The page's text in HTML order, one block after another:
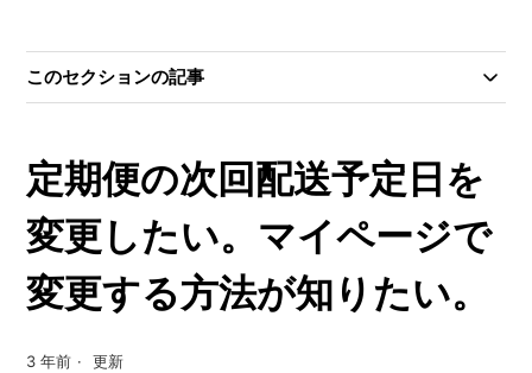
このセクションの記事
定期便の次回配送予定日を
変更したい。マイページで
変更する方法が知りたい。
3 年前 更新